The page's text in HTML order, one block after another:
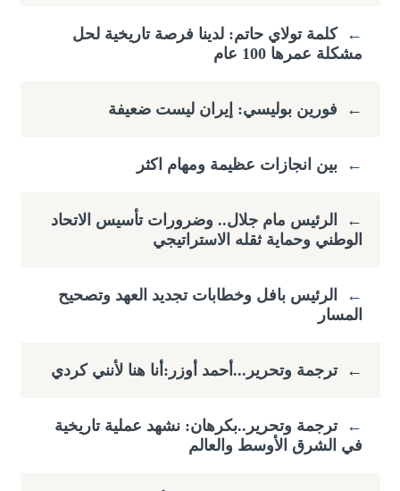
← كلمة تولاي حاتم: لدينا فرصة تاريخية لحل
مشكلة عمرها 100 عام
← فورين بوليسي: إيران ليست ضعيفة
← بين انجازات عظيمة ومهام اكثر
←
الرئيس مام جلال.. وضرورات تأسيس الاتحاد
الوطني وحماية ثقله الاستراتيجي
←
الرئيس بافل وخطابات تجديد العهد وتصحيح
المسار
← ترجمة وتحرير...أحمد أوزر:أنا هنا لأنني كردي
← ترجمة وتحرير..بكرهان: نشهد عملية تاريخية
في الشرق الأوسط والعالم